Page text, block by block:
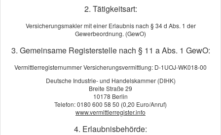
Berufsunfähigkeit
2. Tätigkeitsart:
Versicherungsmakler mit einer Erlaubnis nach § 34 d Abs. 1 der
Gewerbeordnung. (GewO)
3. Gemeinsame Registerstelle nach § 11 a Abs. 1 GewO:
Vermittlerregisternummer Versicherungsvermittlung: D-1UOJ-WK018-00
Deutsche Industrie- und Handelskammer (DIHK)
Breite Straße 29
10178 Berlin
Telefon: 0180 600 58 50 (0,20 Euro/Anruf)
www.vermittlerregister.info
4. Erlaubnisbehörde: